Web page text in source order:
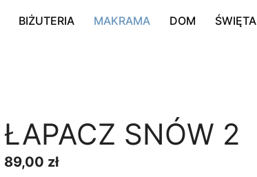
BIŻUTERIA MAKRAMA DOM ŚWIĘTA
ŁAPACZ SNÓW 2
89,00 zł
2